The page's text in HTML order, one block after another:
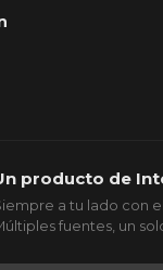
producto de
a tu lado con
fuentes, un